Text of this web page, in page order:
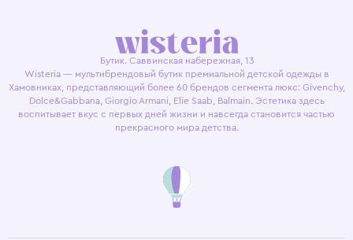
Бутик. Саввинская набережная, 13
Wisteria — мультибрендовый бутик премиальной детской одежды в
Хамовниках, представляющий более 60 брендов сегмента люкс: Givenchy,
Dolce&Gabbana, Giorgio Armani, Elie Saab, Balmain. Эстетика здесь
воспитывает вкус с первых дней жизни и навсегда становится частью
прекрасного мира детства.